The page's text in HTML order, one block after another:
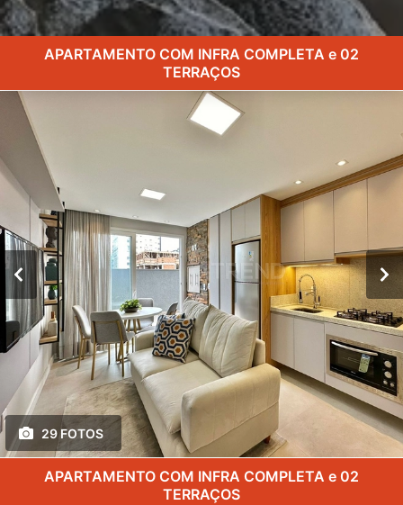
APARTAMENTO COM INFRA COMPLETA e 02
TERRAÇOS
29 FOTOS
APARTAMENTO COM INFRA COMPLETA e 02
TERRAÇOS